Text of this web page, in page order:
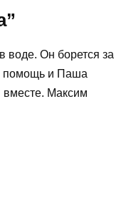
воде. Он борется за
помощь и Паша
Максим